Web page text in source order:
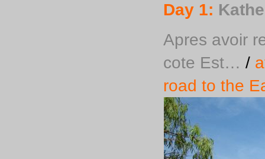
Day 1:
Apres avoir
cote Est… /
road to the